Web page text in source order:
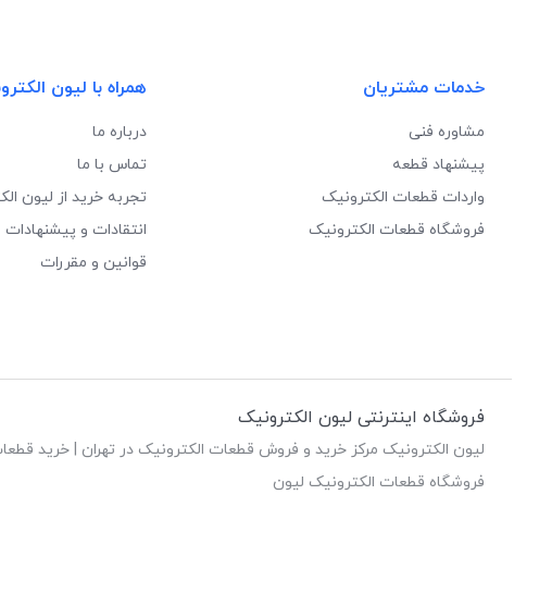
خدمات مشتریان
مشاوره فنی
پیشنهاد قطعه
واردات قطعات الکترونیک
فروشگاه قطعات الکترونیک
همراه با لیون
درباره ما
تماس با ما
تجربه خرید از لیون
انتقادات و پیشنهادات
قوانین و مقررات
فروشگاه اینترنتی لیون الکترونیک
لیون الکترونیک مرکز خرید و فروش قطعات الکترونیک در تهران | خرید
فروشگاه قطعات الکترونیک لیون